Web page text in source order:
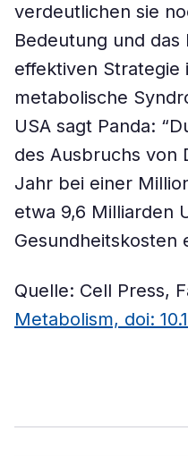
verdeutlichen sie
Bedeutung und das
effektiven Strategie
metabolische
USA sagt Panda:
des Ausbruchs von
Jahr bei einer
etwa 9,6 Milliarden
Gesundheitskosten
Quelle: Cell Press,
Metabolism, doi: